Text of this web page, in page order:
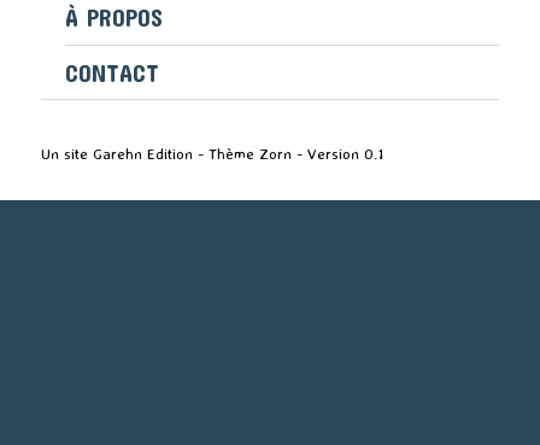
À PROPOS
CONTACT
Un site Garehn Edition - Thème Zorn - Version 0.1